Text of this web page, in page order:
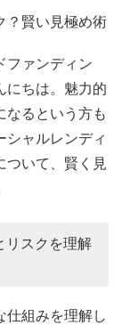
？賢い見極め術
ファンディン
にちは。魅力的
なるという方も
シャルレンディ
ついて、賢く見
リスクを理解
仕組みを理解し